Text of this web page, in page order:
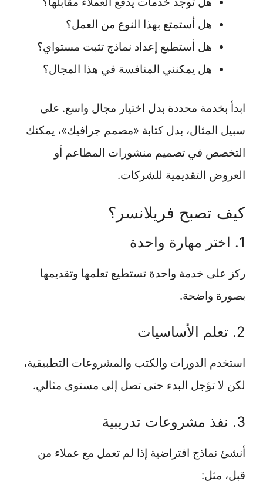
هل أستمتع بهذا النوع من العمل؟
هل أستطيع إعداد نماذج تثبت مستواي؟
هل يمكنني المنافسة في هذا المجال؟
ابدأ بخدمة محددة بدل اختيار مجال واسع. على
سبيل المثال، بدل كتابة «مصمم جرافيك»، يمكنك
التخصص في تصميم منشورات المطاعم أو
العروض التقديمية للشركات.
كيف تصبح فريلانسر؟
1. اختر مهارة واحدة
ركز على خدمة واحدة تستطيع تعلمها وتقديمها
بصورة واضحة.
2. تعلم الأساسيات
استخدم الدورات والكتب والمشروعات التطبيقية،
لكن لا تؤجل البدء حتى تصل إلى مستوى مثالي.
3. نفذ مشروعات تدريبية
أنشئ نماذج افتراضية إذا لم تعمل مع عملاء من
قبل، مثل: